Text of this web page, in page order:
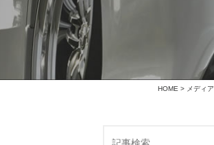
HOME > メディア